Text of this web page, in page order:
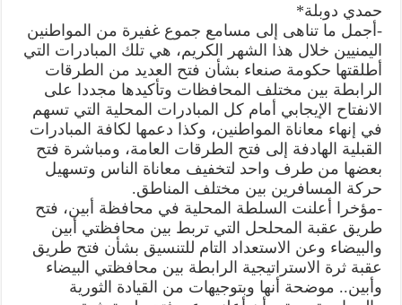
الإحسان!
مغلقة
حمدي دوبلة*
-أجمل ما تناهى إلى مسامع جموع غفيرة من المواطنين
اليمنيين خلال هذا الشهر الكريم، هي تلك المبادرات التي
أطلقتها حكومة صنعاء بشأن فتح العديد من الطرقات
الرابطة بين مختلف المحافظات وتأكيدها مجددا على
الانفتاح الإيجابي أمام كل المبادرات المحلية التي تسهم
في إنهاء معاناة المواطنين، وكذا دعمها لكافة المبادرات
القبلية الهادفة إلى فتح الطرقات العامة، ومباشرة فتح
بعضها من طرف واحد لتخفيف معاناة الناس وتسهيل
حركة المسافرين بين مختلف المناطق.
-مؤخرا أعلنت السلطة المحلية في محافظة أبين، فتح
طريق عقبة المحلحل التي تربط بين محافظتي أبين
والبيضاء وعن الاستعداد التام للتنسيق بشأن فتح طريق
عقبة ثرة الاستراتيجية الرابطة بين محافظتي البيضاء
وأبين.. موضحة أنها وبتوجيهات من القيادة الثورية